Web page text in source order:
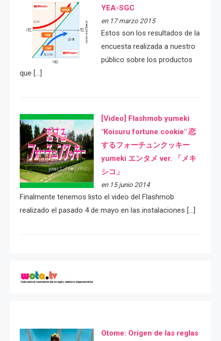
YEA-SGC
en 17 marzo 2015
Estos son los resultados de la
encuesta realizada a nuestro
público sobre los productos
que […]
[Video] Flashmob yumeki
"Koisuru fortune cookie" 恋
するフォーチュンクッキー
yumeki エンタメ ver. 「メキ
シコ」
en 15 junio 2014
Finalmente tenemos listo el video del Flashmob
realizado el pasado 4 de mayo en las instalaciones […]
Otome: Orígen de las reglas